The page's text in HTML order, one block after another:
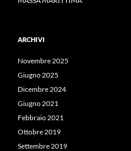
ARCHIVI
Novembre 2025
Giugno 2025
Dicembre 2024
Giugno 2021
Febbraio 2021
Ottobre 2019
Settembre 2019